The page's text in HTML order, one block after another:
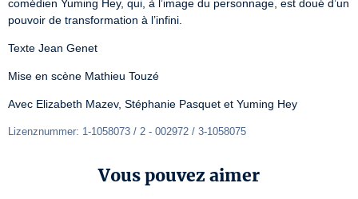
comédien Yuming Hey, qui, à l’image du personnage, est doué d’un
pouvoir de transformation à l’infini.
Texte Jean Genet
Mise en scène Mathieu Touzé
Avec Elizabeth Mazev, Stéphanie Pasquet et Yuming Hey
Lizenznummer: 1-1058073 / 2 - 002972 / 3-1058075
Vous pouvez aimer